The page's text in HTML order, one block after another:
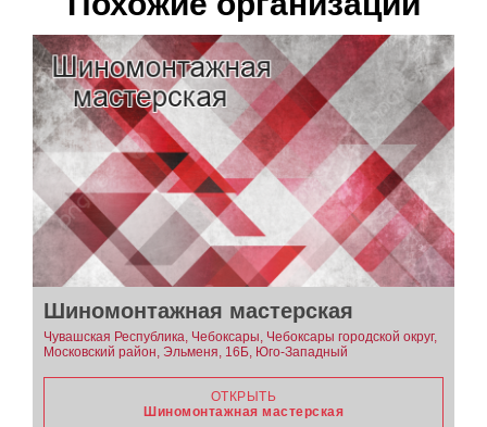
Шиномонтажная мастерская
Чувашская Республика, Чебоксары, Чебоксары городской округ,
Московский район, Эльменя, 16Б, Юго-Западный
ОТКРЫТЬ
Шиномонтажная мастерская